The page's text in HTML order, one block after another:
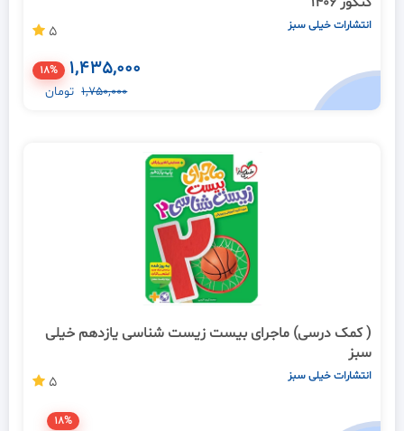
انتشارات خیلی سبز 5
1,435,000
18%
1,750,000 تومان
( کمک درسی) ماجرای بیست زیست شناسی یازدهم خیلی
سبز
انتشارات خیلی سبز 5
18%